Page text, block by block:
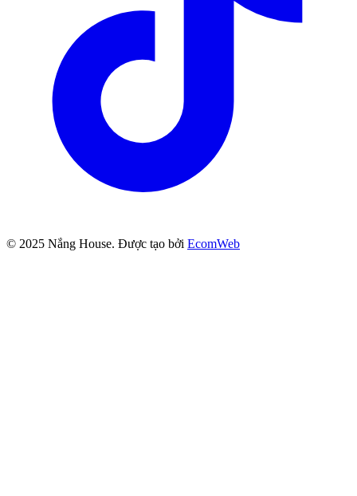
© 2025 Nắng House. Được tạo bởi EcomWeb